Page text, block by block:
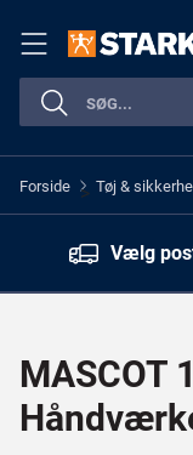
Forside > Tøj &
Vælg
MASCOT